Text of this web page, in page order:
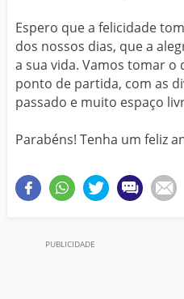
Espero que a felicidade
dos nossos dias, que a
a sua vida. Vamos tomar o
ponto de partida, com as
passado e muito espaço
Parabéns! Tenha um feliz